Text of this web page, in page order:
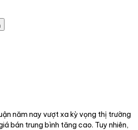
năm nay vượt xa kỳ vọng thị trường
bán trung bình tăng cao. Tuy nhiên,